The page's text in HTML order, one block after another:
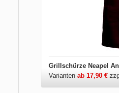
Grillschürze Neapel
Varianten ab 17,90 €